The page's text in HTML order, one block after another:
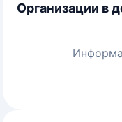
Организации в